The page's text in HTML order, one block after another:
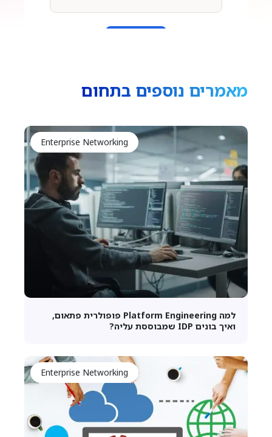
מאמרים נוספים בתחום
Enterprise Networking
למה Platform Engineering פופולרית פתאום,
ואיך בונים IDP שמבוססת עליה?
Enterprise Networking